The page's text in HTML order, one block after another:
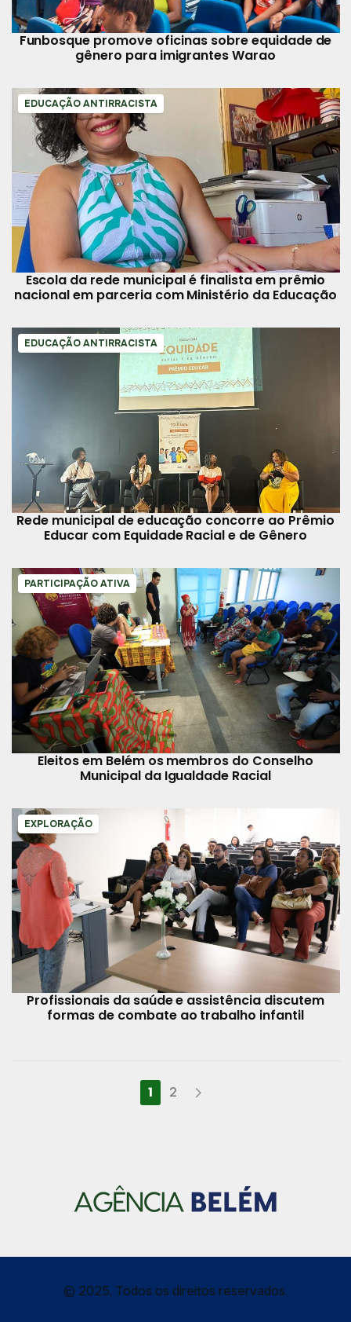
Funbosque promove oficinas sobre equidade de
gênero para imigrantes Warao
EDUCAÇÃO ANTIRRACISTA
Escola da rede municipal é finalista em prêmio
nacional em parceria com Ministério da Educação
EDUCAÇÃO ANTIRRACISTA
Rede municipal de educação concorre ao Prêmio
Educar com Equidade Racial e de Gênero
PARTICIPAÇÃO ATIVA
Eleitos em Belém os membros do Conselho
Municipal da Igualdade Racial
EXPLORAÇÃO
Profissionais da saúde e assistência discutem
formas de combate ao trabalho infantil
1 2
© 2025, Todos os direitos reservados.